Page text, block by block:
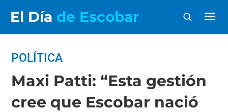
El Día de Escobar
POLÍTICA
Maxi Patti: “Esta gestión
cree que Escobar nació